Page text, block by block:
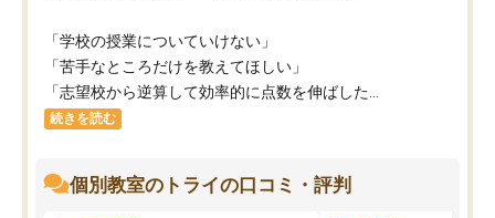
「学校の授業についていけない」​
「苦手なところだけを教えてほしい」​
「志望校から逆算して効率的に点数を伸ばした...
続きを読む
個別教室のトライの口コミ・評判